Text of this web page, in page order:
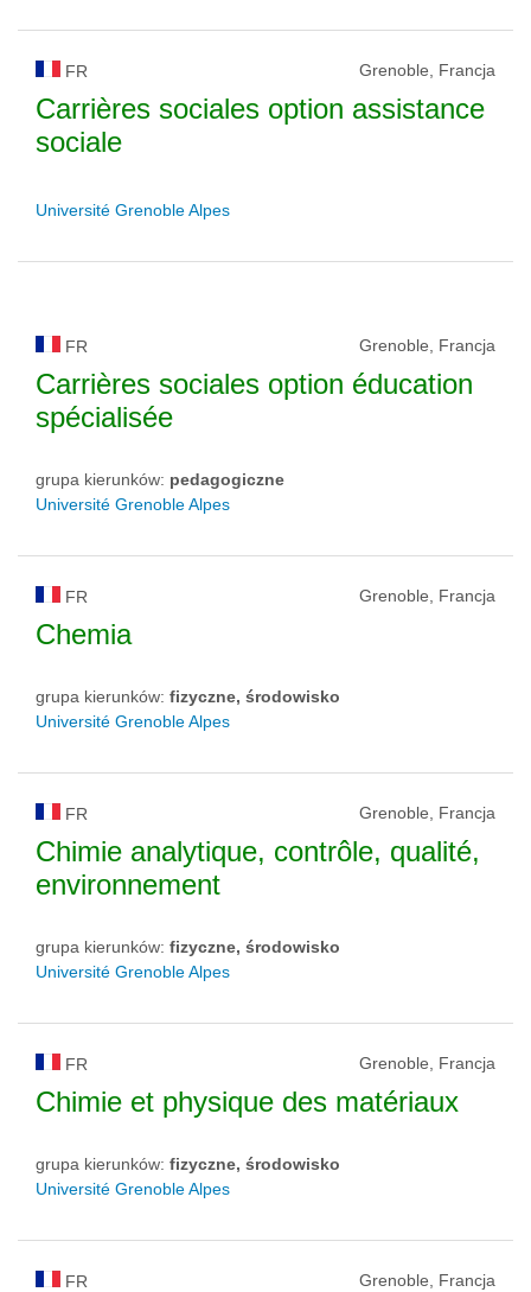
FR Grenoble, Francja
Carrières sociales option assistance
sociale
Université Grenoble Alpes
FR Grenoble, Francja
Carrières sociales option éducation
spécialisée
grupa kierunków: pedagogiczne
Université Grenoble Alpes
FR Grenoble, Francja
Chemia
grupa kierunków: fizyczne, środowisko
Université Grenoble Alpes
FR Grenoble, Francja
Chimie analytique, contrôle, qualité,
environnement
grupa kierunków: fizyczne, środowisko
Université Grenoble Alpes
FR Grenoble, Francja
Chimie et physique des matériaux
grupa kierunków: fizyczne, środowisko
Université Grenoble Alpes
FR Grenoble, Francja